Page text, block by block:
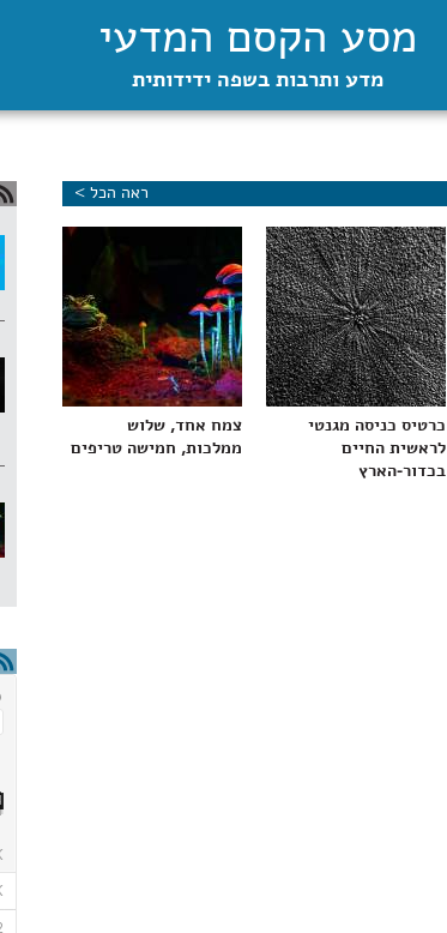
מסע הקסם המדעי
מדע ותרבות בשפה ידידותית
ראה הכל >
כרטיס כניסה מגנטי
לראשית החיים
בכדור-הארץ
צמח אחד, שלוש
ממלכות, חמישה טריפים